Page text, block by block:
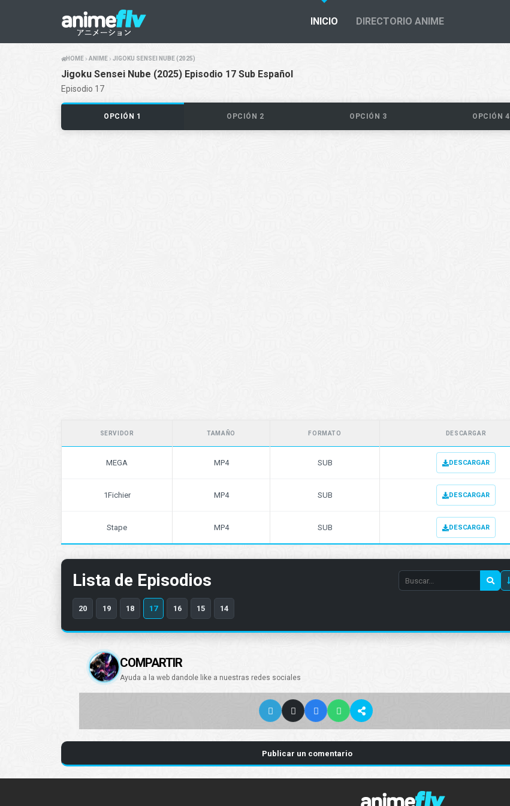
INICIO DIRECTORIO ANIME
HOME ANIME JIGOKU SENSEI NUBE (2025)
Jigoku Sensei Nube (2025) Episodio 17 Sub Español
Episodio 17
OPCIÓN 1 OPCIÓN 2 OPCIÓN 3 OPCIÓN 4
SERVIDOR TAMAÑO FORMATO DESCARGAR
MEGA MP4 SUB DESCARGAR
1Fichier MP4 SUB DESCARGAR
Stape MP4 SUB DESCARGAR
Lista de Episodios
Search
episode
20 19 18 17 16 15 14
COMPARTIR
Ayuda a la web dandole like a nuestras redes sociales
Publicar un comentario